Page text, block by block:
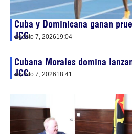
Cuba y Dominicana ganan
JCC
agosto 7, 202619:04
Cubana Morales domina
JCC
agosto 7, 202618:41